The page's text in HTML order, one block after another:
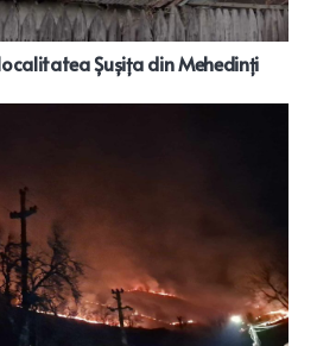
Șușița din Mehedinți